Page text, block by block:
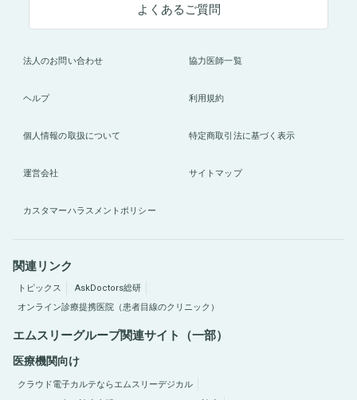
よくあるご質問
法人のお問い合わせ 協力医師一覧
ヘルプ 利用規約
個人情報の取扱について 特定商取引法に基づく表示
運営会社 サイトマップ
カスタマーハラスメントポリシー
関連リンク
トピックス
AskDoctors総研
オンライン診療提携医院（患者目線のクリニック）
エムスリーグループ関連サイト（一部）
医療機関向け
クラウド電子カルテならエムスリーデジカル